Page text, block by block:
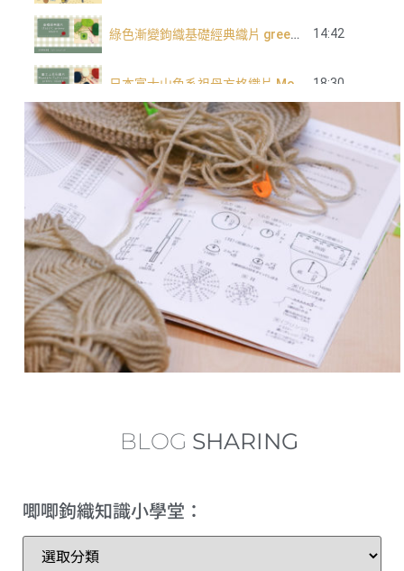
綠色漸變鉤織基礎經典織片 green tone classic granny square 14:42
18:30
長針的加針及減針 increase and decrease of double crochet
中長針的加針及減針 increase and decrease of half double crochet
內鉤短針及外鉤短針的鉤織做法教學 How to make fbsc and bpsc for crochet
內鉤長針及外鉤長針的鉤織做法教學 How to make fbdc and bpdc for crochet
短針及長針的延長針法鉤織做法教學 How to make extended single crochet and extended double crochet
繞線後到底要拉多高？
BLOG SHARING
唧唧鉤織知識小學堂：